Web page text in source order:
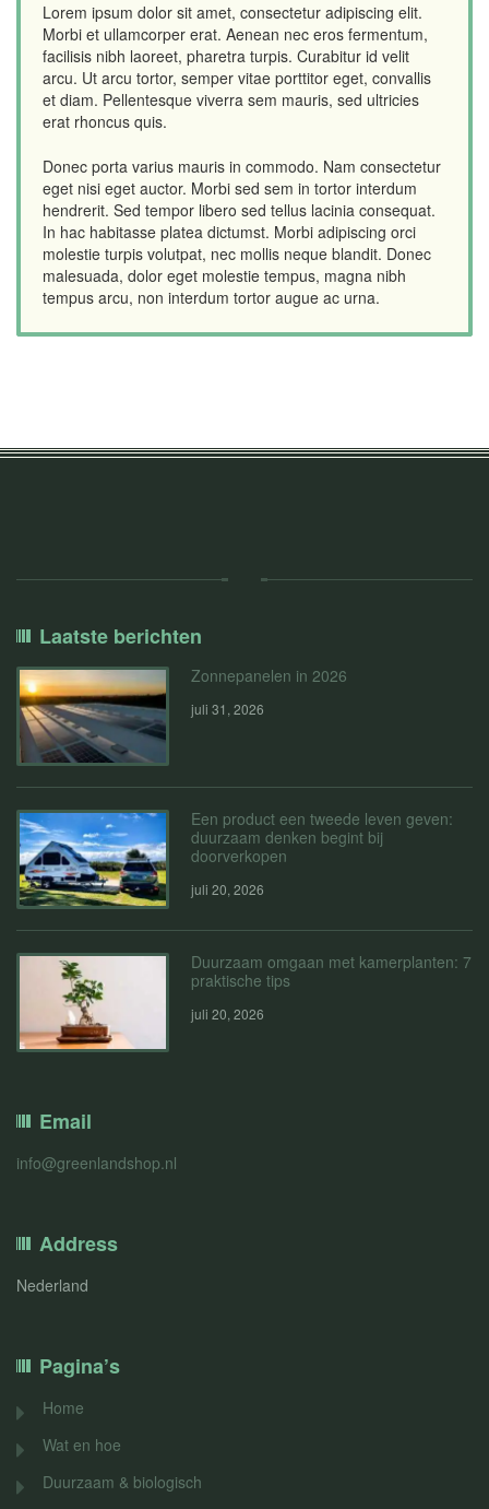
Lorem ipsum dolor sit amet, consectetur adipiscing elit.
Morbi et ullamcorper erat. Aenean nec eros fermentum,
facilisis nibh laoreet, pharetra turpis. Curabitur id velit
arcu. Ut arcu tortor, semper vitae porttitor eget, convallis
et diam. Pellentesque viverra sem mauris, sed ultricies
erat rhoncus quis.
Donec porta varius mauris in commodo. Nam consectetur
eget nisi eget auctor. Morbi sed sem in tortor interdum
hendrerit. Sed tempor libero sed tellus lacinia consequat.
In hac habitasse platea dictumst. Morbi adipiscing orci
molestie turpis volutpat, nec mollis neque blandit. Donec
malesuada, dolor eget molestie tempus, magna nibh
tempus arcu, non interdum tortor augue ac urna.
Laatste berichten
Zonnepanelen in 2026
juli 31, 2026
Een product een tweede leven geven:
duurzaam denken begint bij
doorverkopen
juli 20, 2026
Duurzaam omgaan met kamerplanten: 7
praktische tips
juli 20, 2026
Email
info@greenlandshop.nl
Address
Nederland
Pagina’s
Home
Wat en hoe
Duurzaam & biologisch